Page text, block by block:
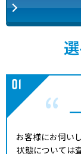
お客様にお伺い
状態については